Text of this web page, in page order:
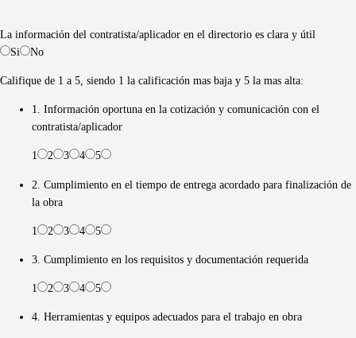
La información del contratista/aplicador en el directorio es clara y útil
Si
No
Califique de 1 a 5, siendo 1 la calificación mas baja y 5 la mas alta:
1. Información oportuna en la cotización y comunicación con el
contratista/aplicador
1 2 3 4 5
2. Cumplimiento en el tiempo de entrega acordado para finalización de
la obra
1 2 3 4 5
3. Cumplimiento en los requisitos y documentación requerida
1 2 3 4 5
4. Herramientas y equipos adecuados para el trabajo en obra